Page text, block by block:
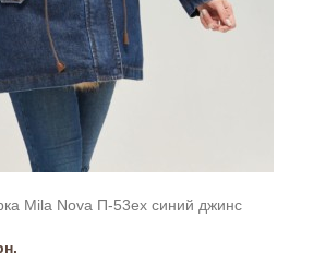
Mila Nova П-53ех синий джинс